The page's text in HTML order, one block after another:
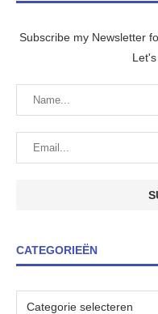
Subscribe my Newsletter
CATEGORIEËN